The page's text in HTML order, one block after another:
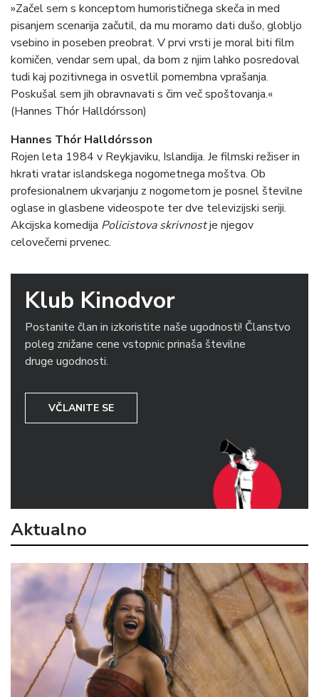
»Začel sem s konceptom humorističnega skeča in med
pisanjem scenarija začutil, da mu moramo dati dušo, globljo
vsebino in poseben preobrat. V prvi vrsti je moral biti film
komičen, vendar sem upal, da bom z njim lahko posredoval
tudi kaj pozitivnega in osvetlil pomembna vprašanja.
Poskušal sem jih obravnavati s čim več spoštovanja.«
(Hannes Thór Halldórsson)
Hannes Thór Halldórsson
Rojen leta 1984 v Reykjaviku, Islandija. Je filmski režiser in
hkrati vratar islandskega nogometnega moštva. Ob
profesionalnem ukvarjanju z nogometom je posnel številne
oglase in glasbene videospote ter dve televizijski seriji.
Akcijska komedija Policistova skrivnostje njegov
celovečerni prvenec.
Klub Kinodvor
Postanite član in izkoristite naše ugodnosti! Članstvo
poleg znižane cene vstopnic prinaša številne
druge ugodnosti.
VČLANITE SE
Aktualno